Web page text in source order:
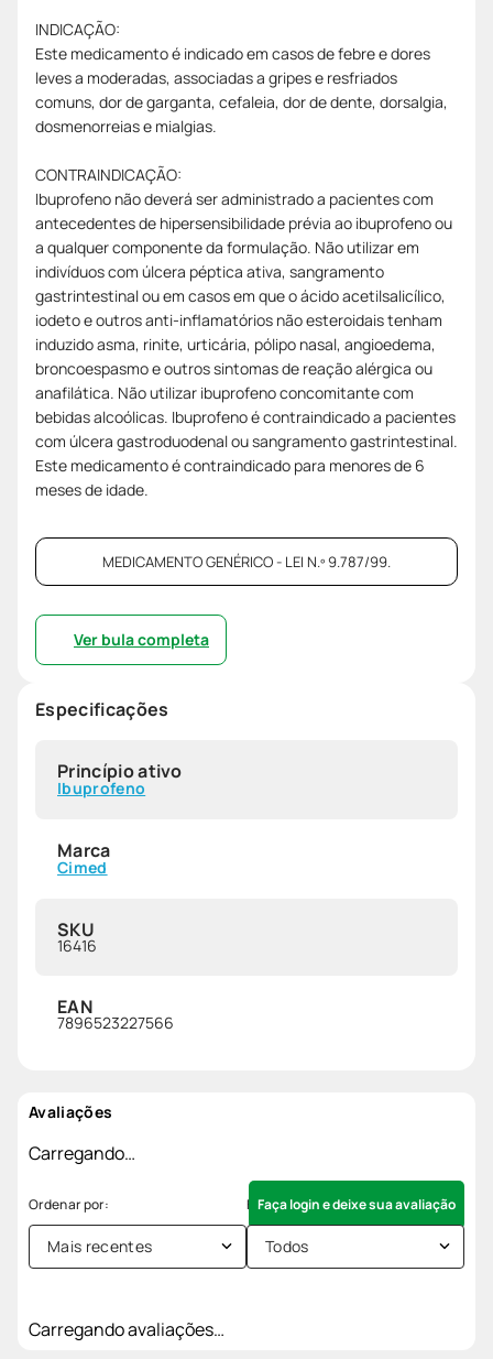
INDICAÇÃO:
Este medicamento é indicado em casos de febre e dores
leves a moderadas, associadas a gripes e resfriados
comuns, dor de garganta, cefaleia, dor de dente, dorsalgia,
dosmenorreias e mialgias.
CONTRAINDICAÇÃO:
Ibuprofeno não deverá ser administrado a pacientes com
antecedentes de hipersensibilidade prévia ao ibuprofeno ou
a qualquer componente da formulação. Não utilizar em
indivíduos com úlcera péptica ativa, sangramento
gastrintestinal ou em casos em que o ácido acetilsalicílico,
iodeto e outros anti-inflamatórios não esteroidais tenham
induzido asma, rinite, urticária, pólipo nasal, angioedema,
broncoespasmo e outros sintomas de reação alérgica ou
anafilática. Não utilizar ibuprofeno concomitante com
bebidas alcoólicas. Ibuprofeno é contraindicado a pacientes
com úlcera gastroduodenal ou sangramento gastrintestinal.
Este medicamento é contraindicado para menores de 6
meses de idade.
MEDICAMENTO GENÉRICO - LEI N.º 9.787/99.
Ver bula completa
Especificações
Princípio ativo
Ibuprofeno
Marca
Cimed
SKU
16416
EAN
7896523227566
Avaliações
Carregando…
Faça login e deixe sua avaliação
Mais recentes Todos
Carregando avaliações…